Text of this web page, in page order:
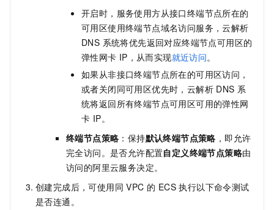
开启时，服务使用方从接口终端节点所在的
可用区使用终端节点域名访问服务，云解析
DNS 系统将优先返回对应终端节点可用区的
弹性网卡 IP，从而实现就近访问。
如果从非接口终端节点所在的可用区访问，
或者关闭同可用区优先时，云解析 DNS 系
统将返回所有终端节点可用区可用的弹性网
卡 IP。
终端节点策略 ：保持默认终端节点策略 ，即允许
完全访问。是否允许配置自定义终端节点策略由
访问的阿里云服务决定。
创建完成后，可使用同 VPC 的 ECS 执行以下命令测试
是否连通。